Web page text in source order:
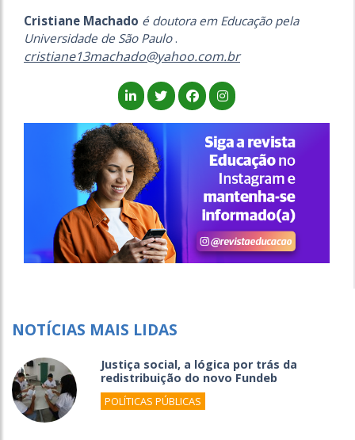
Cristiane Machado é doutora em Educação pela
Universidade de São Paulo.
cristiane13machado@yahoo.com.br
NOTÍCIAS MAIS LIDAS
Justiça social, a lógica por trás da
redistribuição do novo Fundeb
POLÍTICAS PÚBLICAS